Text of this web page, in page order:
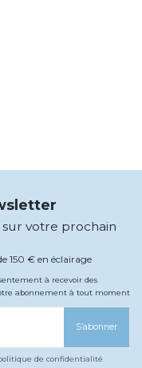
votre prochain
150 € en éclairage
à recevoir des
abonnement à tout moment
S’abonner
de confidentialité